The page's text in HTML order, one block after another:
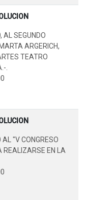
AL SEGUNDO
ARGERICH,
TEATRO
.
AL "V CONGRESO
REALIZARSE EN LA